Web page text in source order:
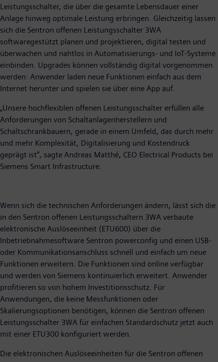
Leistungsschalter, die über die gesamte Lebensdauer einer
Anlage hinweg optimale Leistung erbringen. Gleichzeitig lassen
sich die Sentron offenen Leistungsschalter 3WA
softwaregestützt planen und projektieren, digital testen und
überwachen und nahtlos in Automatisierungs- und IoT-Systeme
einbinden. Upgrades können vollständig digital vorgenommen
werden: Anwender laden neue Funktionen einfach aus dem
Internet herunter und spielen sie über eine App auf.
„Unsere hochflexiblen offenen Leistungsschalter erfüllen alle
Anforderungen von Schaltanlagenherstellern und
Schaltschrankbauern, gerade in einem Umfeld, das durch mehr
und mehr Komplexität, Digitalisierung und Kostendruck
geprägt ist“, sagte Andreas Matthé, CEO Electrical Products bei
Siemens Smart Infrastructure.
Wenn sich die technischen Anforderungen ändern, lässt sich die
in den Sentron offenen Leistungsschaltern 3WA verbaute
elektronische Auslöseeinheit (ETU600) über die
Inbetriebnahmesoftware Sentron powerconfig und einen USB-
oder Kommunikationsanschluss schnell und einfach um neue
Funktionen erweitern. Die Funktionen sind online verfügbar
und werden von Siemens kontinuierlich erweitert. Anwender
profitieren so von hohem Investitionsschutz. Für
Anwendungen, die keine Messfunktionen oder
Skalierungsoptionen benötigen, können die Sentron offenen
Leistungsschalter 3WA für einfachen Standardschutz jetzt auch
mit einer ETU300 konfiguriert werden.
Die elektronischen Auslöseeinheiten für die Sentron offenen